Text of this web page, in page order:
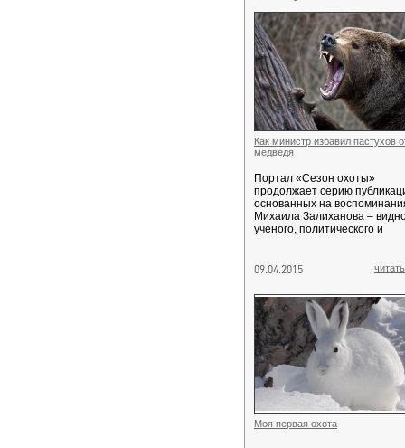
Как министр избавил пастухов
медведя
Портал «Сезон охоты»
продолжает серию
основанных на
Михаила Залиханова –
ученого, политического и
09.04.2015
Моя первая охота